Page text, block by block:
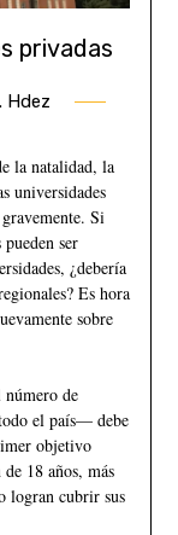
privadas
Hdez
la natalidad, la
universidades
Si
ser
¿debería
Es hora
sobre
de
el país— debe
objetivo
18 años, más
logran cubrir sus